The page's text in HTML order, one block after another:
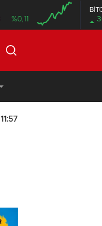
%0,11
toplanıyor